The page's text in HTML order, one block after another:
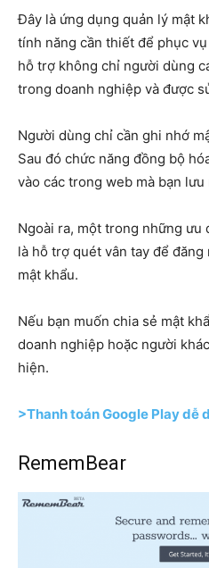
Đây là ứng dụng quản lý mật
tính năng cần thiết để phục
hỗ trợ không chỉ người dùng
trong doanh nghiệp và được
Người dùng chỉ cần ghi nhớ
Sau đó chức năng đồng bộ
vào các trong web mà bạn lưu
Ngoài ra, một trong những ưu
là hỗ trợ quét vân tay để
mật khẩu.
Nếu bạn muốn chia sẻ mật
doanh nghiệp hoặc người
hiện.
>Thanh toán Google Play dễ
RememBear